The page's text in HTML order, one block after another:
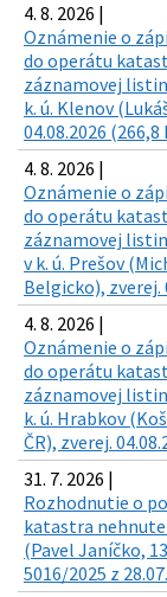
4. 8. 2026 |
Oznámenie o
do operátu
záznamovej
k. ú. Klenov
04.08.2026 (266,8
4. 8. 2026 |
Oznámenie o
do operátu
záznamovej
v k. ú. Prešov
Belgicko), zverej.
4. 8. 2026 |
Oznámenie o
do operátu
záznamovej
k. ú. Hrabkov
ČR), zverej.
31. 7. 2026 |
Rozhodnutie o
katastra
(Pavel Janíčko,
5016/2025 z